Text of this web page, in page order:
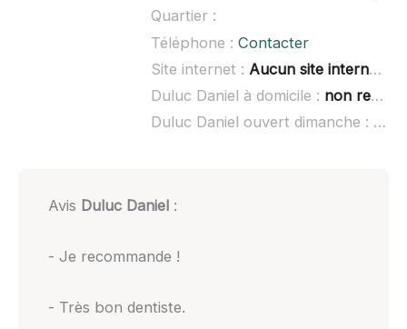
Quartier :
Téléphone : Contacter
Site internet : Aucun site internet connu
Duluc Daniel à domicile : non renseigné
Duluc Daniel ouvert dimanche :
non
Avis Duluc Daniel:
- Je recommande !
- Très bon dentiste.